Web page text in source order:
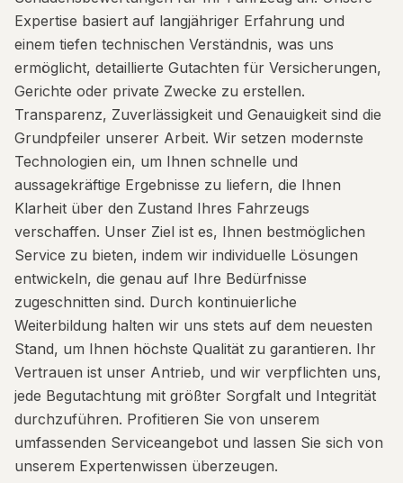
Expertise basiert auf langjähriger Erfahrung und
einem tiefen technischen Verständnis, was uns
ermöglicht, detaillierte Gutachten für Versicherungen,
Gerichte oder private Zwecke zu erstellen.
Transparenz, Zuverlässigkeit und Genauigkeit sind die
Grundpfeiler unserer Arbeit. Wir setzen modernste
Technologien ein, um Ihnen schnelle und
aussagekräftige Ergebnisse zu liefern, die Ihnen
Klarheit über den Zustand Ihres Fahrzeugs
verschaffen. Unser Ziel ist es, Ihnen bestmöglichen
Service zu bieten, indem wir individuelle Lösungen
entwickeln, die genau auf Ihre Bedürfnisse
zugeschnitten sind. Durch kontinuierliche
Weiterbildung halten wir uns stets auf dem neuesten
Stand, um Ihnen höchste Qualität zu garantieren. Ihr
Vertrauen ist unser Antrieb, und wir verpflichten uns,
jede Begutachtung mit größter Sorgfalt und Integrität
durchzuführen. Profitieren Sie von unserem
umfassenden Serviceangebot und lassen Sie sich von
unserem Expertenwissen überzeugen.